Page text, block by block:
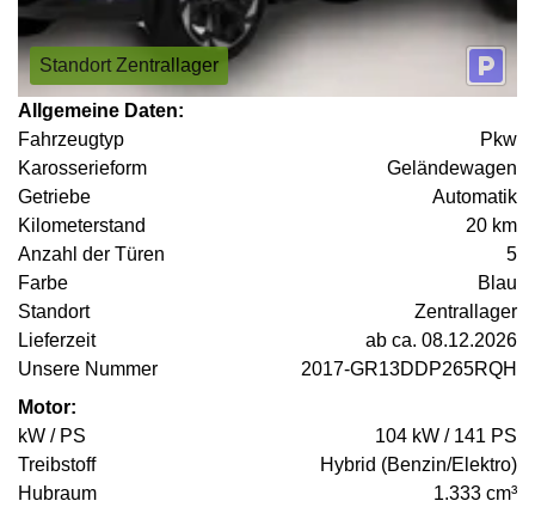
Standort Zentrallager
Allgemeine Daten:
Fahrzeugtyp
Pkw
Karosserieform
Geländewagen
Getriebe
Automatik
Kilometerstand
20 km
Anzahl der Türen
5
Farbe
Blau
Standort
Zentrallager
Lieferzeit
ab ca. 08.12.2026
Unsere Nummer
2017-GR13DDP265RQH
Motor:
kW / PS
104 kW / 141 PS
Treibstoff
Hybrid (Benzin/Elektro)
Hubraum
1.333 cm³